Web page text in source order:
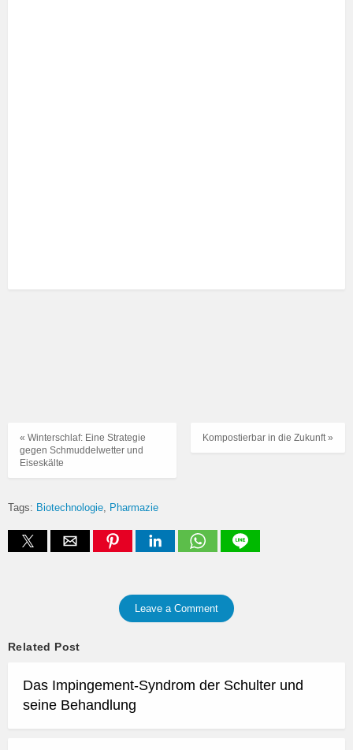
Kompostierbar in die Zukunft »
« Winterschlaf: Eine Strategie
gegen Schmuddelwetter und
Eiseskälte
Tags: Biotechnologie Pharmazie
Leave a Comment
Related Post
Das Impingement-Syndrom der Schulter und
seine Behandlung